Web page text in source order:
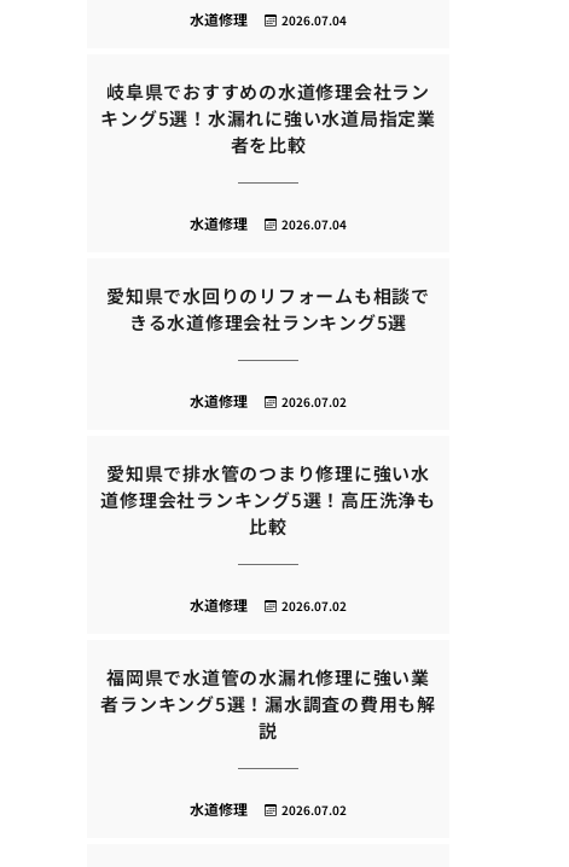
2026.07.04
水道修理
岐阜県でおすすめの水道修理会社ラン
キング5選！水漏れに強い水道局指定業
者を比較
2026.07.04
水道修理
愛知県で水回りのリフォームも相談で
きる水道修理会社ランキング5選
2026.07.02
水道修理
愛知県で排水管のつまり修理に強い水
道修理会社ランキング5選！高圧洗浄も
比較
2026.07.02
水道修理
福岡県で水道管の水漏れ修理に強い業
者ランキング5選！漏水調査の費用も解
説
2026.07.02
水道修理